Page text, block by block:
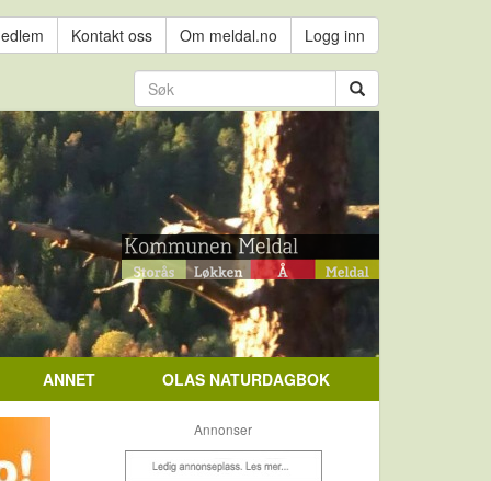
Kontakt oss Om meldal.no Logg inn
ANNET OLAS NATURDAGBOK
Annonser